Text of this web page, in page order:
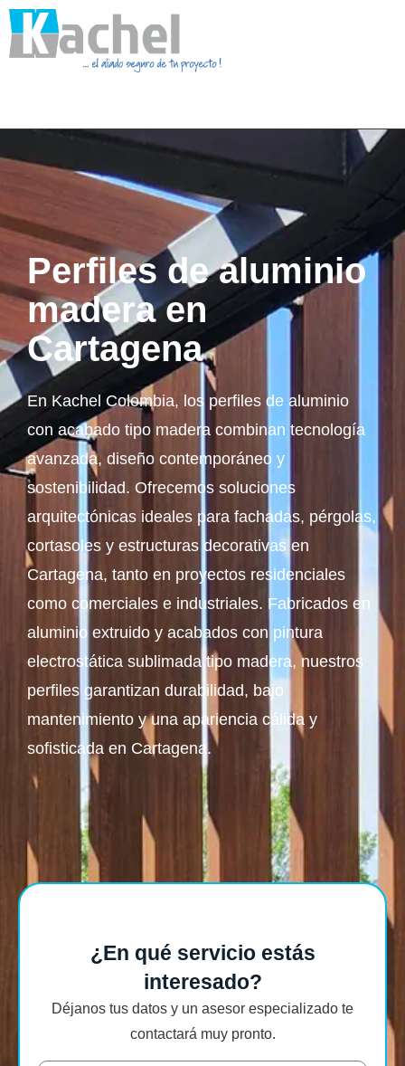
Perfiles de aluminio
madera en
Cartagena
En Kachel Colombia, los perfiles de aluminio
con acabado tipo madera combinan tecnología
avanzada, diseño contemporáneo y
sostenibilidad. Ofrecemos soluciones
arquitectónicas ideales para fachadas, pérgolas,
cortasoles y estructuras decorativas en
Cartagena, tanto en proyectos residenciales
como comerciales e industriales. Fabricados en
aluminio extruido y acabados con pintura
electrostática sublimada tipo madera, nuestros
perfiles garantizan durabilidad, bajo
mantenimiento y una apariencia cálida y
sofisticada en Cartagena.
¿En qué servicio estás
interesado?
Déjanos tus datos y un asesor especializado te
contactará muy pronto.